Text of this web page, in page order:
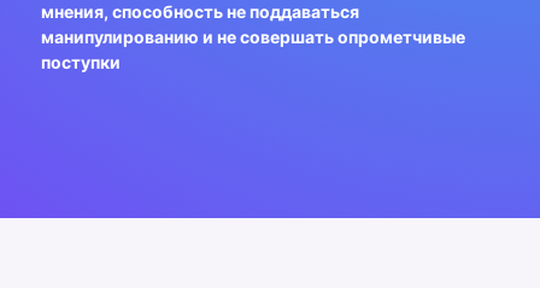
мнения, способность не поддаваться
манипулированию и не совершать опрометчивые
поступки